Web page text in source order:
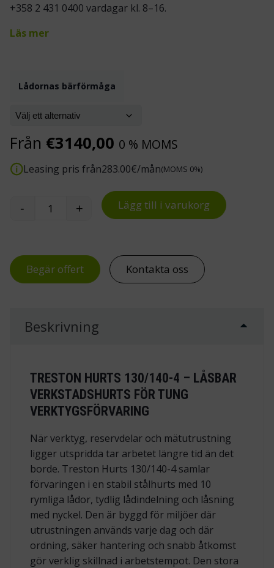
+358 2 431 0400 vardagar kl. 8–16.
Läs mer
Lådornas bärförmåga
Från €3140,00 0 % MOMS
Leasing pris från283.00€/mån(MOMS 0%)
Lådhurts 130/140-4 mängd
- + Lägg till i varukorg
Begär offert Kontakta oss
Beskrivning
TRESTON HURTS 130/140-4 – LÅSBAR
VERKSTADSHURTS FÖR TUNG
VERKTYGSFÖRVARING
När verktyg, reservdelar och mätutrustning
ligger utspridda tar arbetet längre tid än det
borde. Treston Hurts 130/140-4 samlar
förvaringen i en stabil stålhurts med 10
rymliga lådor, tydlig lådindelning och låsning
med nyckel. Den är byggd för miljöer där
utrustningen används varje dag och där
ordning, säker hantering och snabb åtkomst
gör verklig skillnad i arbetstempot. Den stora